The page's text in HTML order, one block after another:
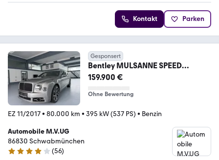
Kontakt Parken
Gesponsert
Bentley MULSANNE SPEED
*MULLINER*MASSAGE*NAIM*KA
159.900 €
Ohne Bewertung
EZ 11/2017• 80.000 km • 395 kW (537 PS) • Benzin
Automobile M.V.UG
86830 Schwabmünchen
4.1 Sterne
(56)